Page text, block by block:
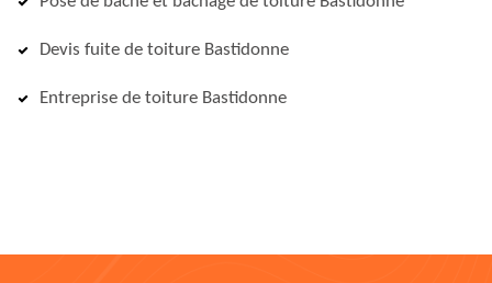
Devis fuite de toiture Bastidonne
Entreprise de toiture Bastidonne